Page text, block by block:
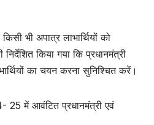
भी अपात्र लाभार्थियों को
किया गया कि प्रधानमंत्री
का चयन करना सुनिश्चित करें।
25 में आवंटित प्रधानमंत्री एवं